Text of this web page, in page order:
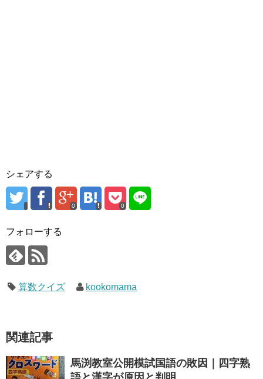
シェアする
0 0
フォローする
算数クイズ kookomama
関連記事
馬渕教室公開模試国語の敗因｜四字熟